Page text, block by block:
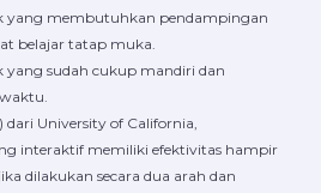
yang membutuhkan pendampingan
belajar tatap muka.
yang sudah cukup mandiri dan
dari University of California,
interaktif memiliki efektivitas hampir
dilakukan secara dua arah dan